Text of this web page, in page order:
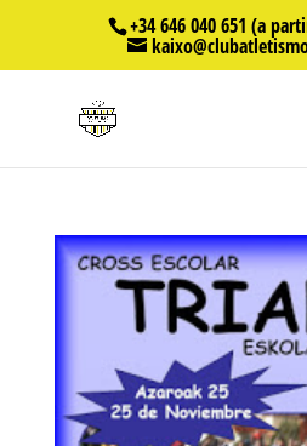
+34 646 040 651 (a